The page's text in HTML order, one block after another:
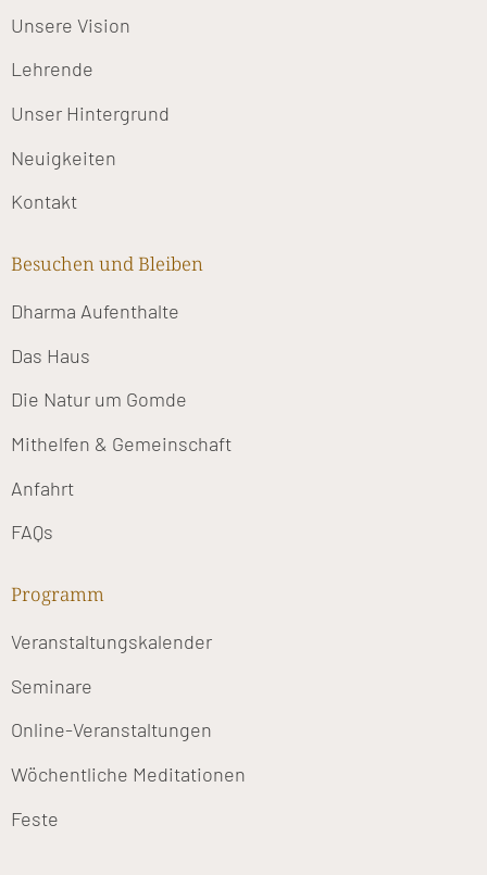
Unsere Vision
Lehrende
Unser Hintergrund
Neuigkeiten
Kontakt
Besuchen und Bleiben
Dharma Aufenthalte
Das Haus
Die Natur um Gomde
Mithelfen & Gemeinschaft
Anfahrt
FAQs
Programm
Veranstaltungskalender
Seminare
Online-Veranstaltungen
Wöchentliche Meditationen
Feste